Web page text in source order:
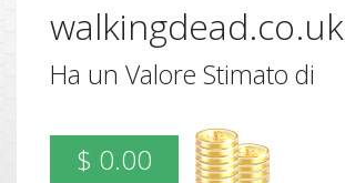
walkingdead.co.uk
Ha un Valore Stimato di
$ 0.00